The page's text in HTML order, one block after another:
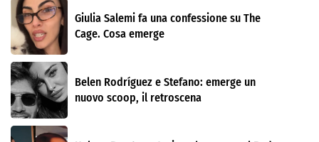
Giulia Salemi fa una confessione su The
Cage. Cosa emerge
Belen Rodríguez e Stefano: emerge un
nuovo scoop, il retroscena